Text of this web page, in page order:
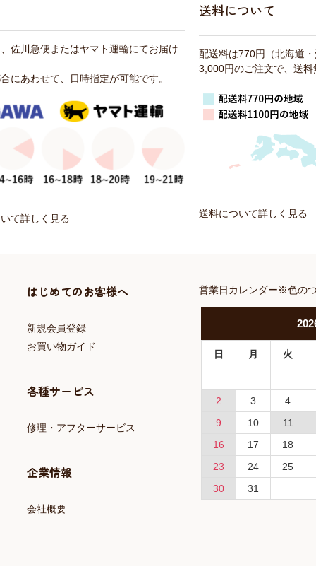
佐川急便またはヤマト運輸にてお届け
にあわせて、日時指定が可能です。
て詳しく見る
送料について
配送料は770円（北海道
3,000円のご注文で、送
送料について詳しく見る
はじめてのお客様へ
新規会員登録
お買い物ガイド
各種サービス
修理・アフターサービス
企業情報
会社概要
営業日カレンダー※色の
日 月 火
2 3
4
9
10
11
16
17
18
23
24
25
30
31